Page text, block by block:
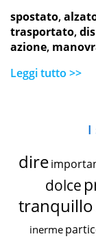
spostato,
trasportato,
azione,
Leggi tutto >>
I
dire
dolce
tranquillo
inerme